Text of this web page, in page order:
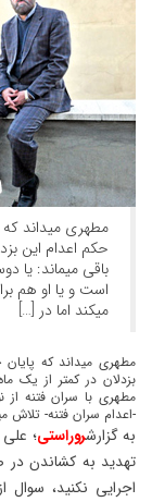
مطهری میداند
حکم اعدام این
باقی میماند: یا
است و یا او هم
میکند اما در […]
مطهری میداند که
بزدلان در کمتر از یک
مطهری با سران فتنه
-اعدام سران فتنه- تلاش
به گزارشروراستی؛
تهدید به کشاندن
اجرایی نکنید،